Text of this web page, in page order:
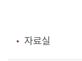
자료실